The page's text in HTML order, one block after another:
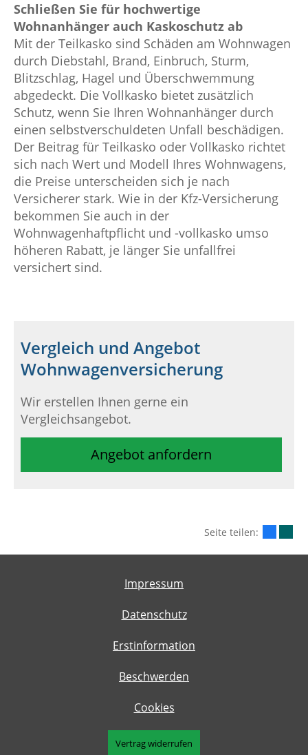
Schließen Sie für hochwertige
Wohnanhänger auch Kaskoschutz ab
Mit der Teilkasko sind Schäden am Wohnwagen
durch Diebstahl, Brand, Einbruch, Sturm,
Blitzschlag, Hagel und Überschwemmung
abgedeckt. Die Vollkasko bietet zusätzlich
Schutz, wenn Sie Ihren Wohnanhänger durch
einen selbstverschuldeten Unfall beschädigen.
Der Beitrag für Teilkasko oder Vollkasko richtet
sich nach Wert und Modell Ihres Wohnwagens,
die Preise unterscheiden sich je nach
Versicherer stark. Wie in der Kfz-Versicherung
bekommen Sie auch in der
Wohnwagenhaftpflicht und -vollkasko umso
höheren Rabatt, je länger Sie unfallfrei
versichert sind.
Vergleich und Angebot
Wohnwagenversicherung
Wir erstellen Ihnen gerne ein
Vergleichsangebot.
Angebot anfordern
Seite teilen:
Impressum
Datenschutz
Erstinformation
Beschwerden
Cookies
Vertrag widerrufen